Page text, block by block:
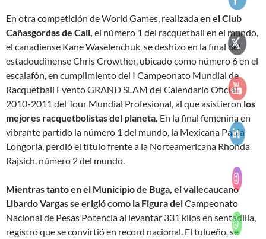
En otra competición de World Games, realizadaen el Club
Cañasgordas de Cali, el número 1 del racquetball en el mundo,
el canadiense Kane Waselenchuk, se deshizo en la final del
estadoudinense Chris Crowther, ubicado como número 6 en el
escalafón, en cumplimiento del I Campeonato Mundial de
Racquetball Evento GRAND SLAM del Calendario Oficial
2010-2011 del Tour Mundial Profesional, al que asistieron los
mejores racquetbolistas del planeta En la final femenina en
vibrante partido la número 1 del mundo, la Mexicana Paola
Longoria, perdió el título frente a la Norteamericana Rhonda
Rajsich, número 2 del mundo.
Mientras tanto en el Municipio de Buga, el vallecaucano
Libardo Vargas se erigió como la Figura delCampeonato
Nacional de Pesas Potencia al levantar 331 kilos en sentadilla,
registró que se convirtió en record nacional. El tulueño, se